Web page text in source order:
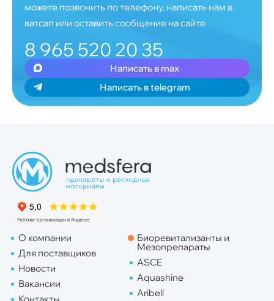
можете позвонить по телефону, написать нам в
ватсап или оставить сообщение на сайте
8 965 520 20 35
Написать в max
Написать в telegram
О компании
Для поставщиков
Новости
Вакансии
Контакты
Биоревитализанты и
Мезопрепараты
ASCE
Aquashine
Aribell